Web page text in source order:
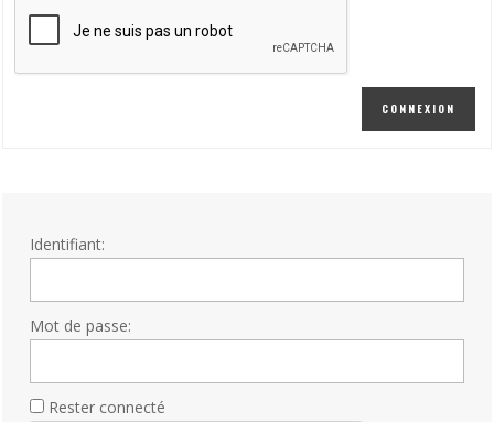
CONNEXION
Identifiant:
Mot de passe:
Rester connecté